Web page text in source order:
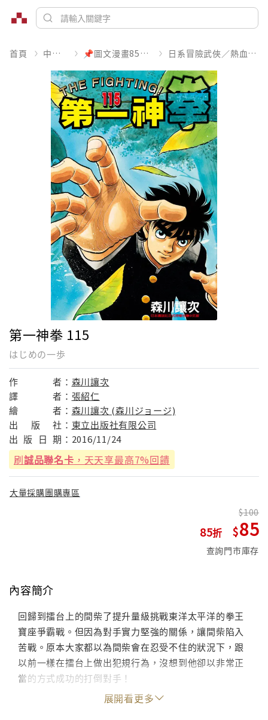
首頁 中文書 📌圖文漫畫85折起 日系冒險武俠／熱血運動
第一神拳 115
はじめの一歩
作 者： 森川讓次
譯
者： 張紹仁
繪
者： 森川讓次 (森川ジョージ)
出
版 社： 東立出版社有限公司
出 版 日 期： 2016/11/24
刷誠品聯名卡 ，天天享最高7%回饋
大量採購團購專區
85
100
85
查詢門市庫存
內容簡介
回歸到擂台上的間柴了提升量級挑戰東洋太平洋的拳王
寶座爭霸戰。但因為對手實力堅強的關係，讓間柴陷入
苦戰。原本大家都以為間柴會在忍受不住的狀況下，跟
以前一樣在擂台上做出犯規行為，沒想到他卻以非常正
當的方式成功的打倒對手！
展開看更多